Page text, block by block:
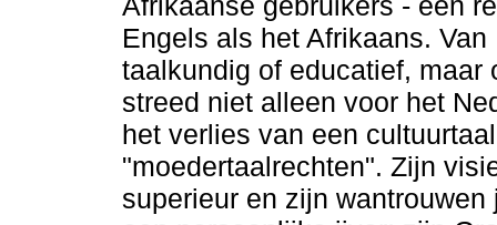
Engels als het Afrikaans.
taalkundig of educatief, maar
streed niet alleen voor het
het verlies van een
"moedertaalrechten". Zijn
superieur en zijn